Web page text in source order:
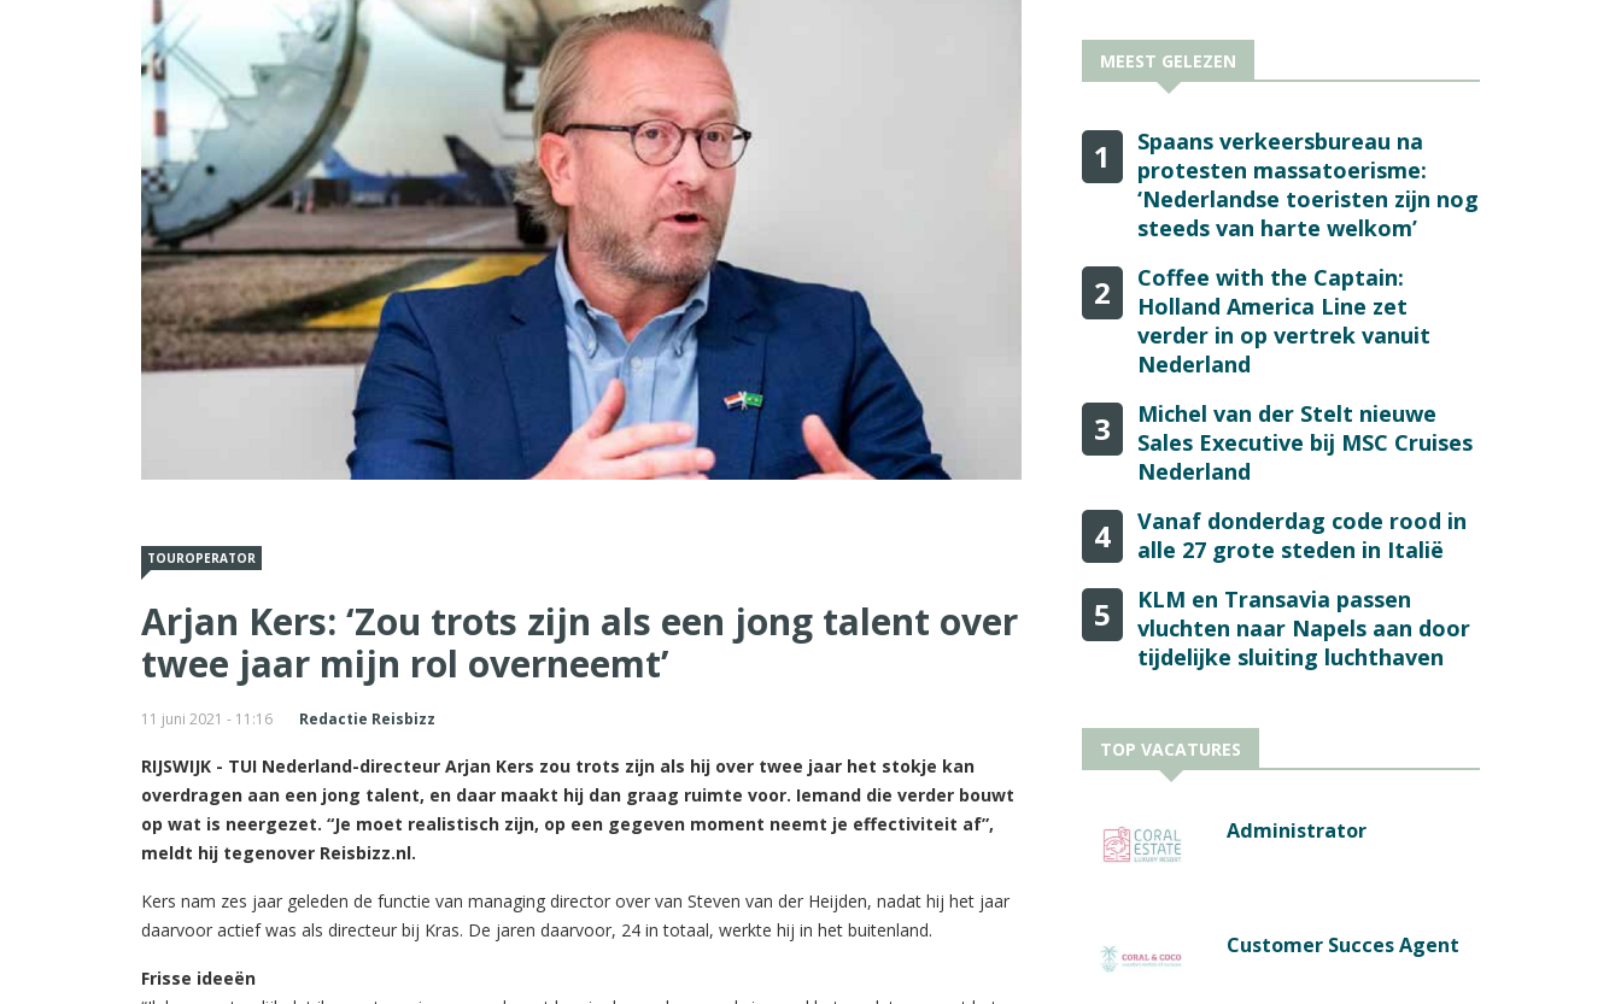
TOUROPERATOR
Arjan Kers: ‘Zou trots zijn als een jong talent over
twee jaar mijn rol overneemt’
11 juni 2021 - 11:16 Redactie Reisbizz
RIJSWIJK - TUI Nederland-directeur Arjan Kers zou trots zijn als hij over twee jaar het stokje kan
overdragen aan een jong talent, en daar maakt hij dan graag ruimte voor. Iemand die verder bouwt
op wat is neergezet. “Je moet realistisch zijn, op een gegeven moment neemt je effectiviteit af”,
meldt hij tegenover Reisbizz.nl.
Kers nam zes jaar geleden de functie van managing director over van Steven van der Heijden, nadat hij het jaar
daarvoor actief was als directeur bij Kras. De jaren daarvoor, 24 in totaal, werkte hij in het buitenland.
Frisse ideeën
MEEST GELEZEN
1
Spaans verkeersbureau na
protesten massatoerisme:
‘Nederlandse toeristen zijn nog
steeds van harte welkom’
2
Coffee with the Captain:
Holland America Line zet
verder in op vertrek vanuit
Nederland
3
Michel van der Stelt nieuwe
Sales Executive bij MSC Cruises
Nederland
4
Vanaf donderdag code rood in
alle 27 grote steden in Italië
5
KLM en Transavia passen
vluchten naar Napels aan door
tijdelijke sluiting luchthaven
TOP VACATURES
Administrator
Customer Succes Agent